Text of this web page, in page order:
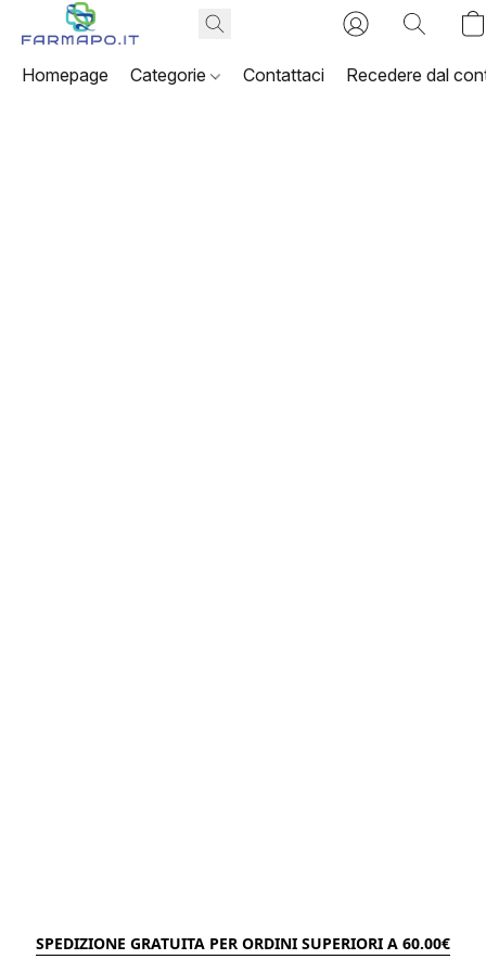
Homepage Categorie Contattaci Recedere dal
SPEDIZIONE GRATUITA PER ORDINI SUPERIORI A 60.00€